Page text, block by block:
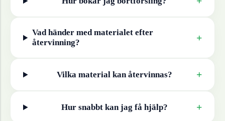
Vad händer med materialet efter
återvinning?
+
Vilka material kan återvinnas? +
Hur snabbt kan jag få hjälp? +